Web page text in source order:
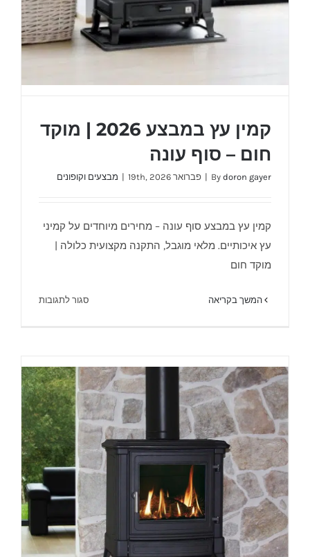
קמין עץ במבצע 2026 | מוקד
חום – סוף עונה
By doron gayer
| פברואר 19th, 2026 | מבצעים וקופונים
קמין עץ במבצע סוף עונה – מחירים מיוחדים על קמיני
עץ איכותיים. מלאי מוגבל, התקנה מקצועית כלולה |
מוקד חום
המשך בקריאה סגור לתגובותעל
2026
|
מוקד
חום
–
סוף
עונה